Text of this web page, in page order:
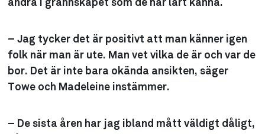
andra i grannskapet som de har lärt känna.
– Jag tycker det är positivt att man känner igen
folk när man är ute. Man vet vilka de är och var de
bor. Det är inte bara okända ansikten, säger
Towe och Madeleine instämmer.
– De sista åren har jag ibland mått väldigt dåligt,